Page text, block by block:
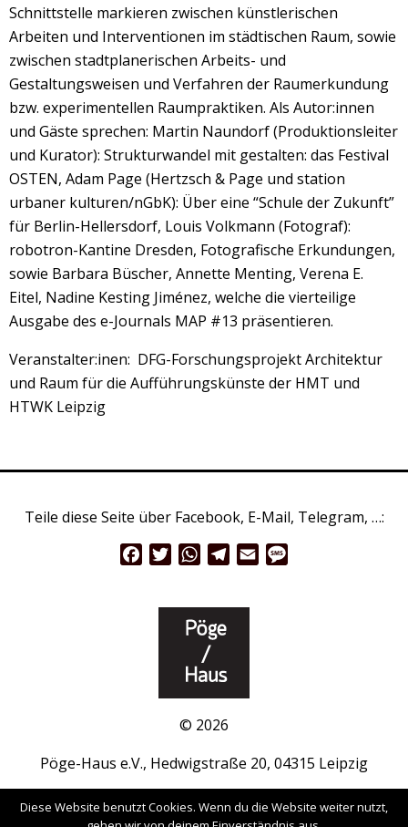
Schnittstelle markieren zwischen künstlerischen
Arbeiten und Interventionen im städtischen Raum, sowie
zwischen stadtplanerischen Arbeits- und
Gestaltungsweisen und Verfahren der Raumerkundung
bzw. experimentellen Raumpraktiken. Als Autor:innen
und Gäste sprechen: Martin Naundorf (Produktionsleiter
und Kurator): Strukturwandel mit gestalten: das Festival
OSTEN, Adam Page (Hertzsch & Page und station
urbaner kulturen/nGbK): Über eine “Schule der Zukunft”
für Berlin-Hellersdorf, Louis Volkmann (Fotograf):
robotron-Kantine Dresden, Fotografische Erkundungen,
sowie Barbara Büscher, Annette Menting, Verena E.
Eitel, Nadine Kesting Jiménez, welche die vierteilige
Ausgabe des e-Journals MAP #13 präsentieren.
Veranstalter:inen: DFG-Forschungsprojekt Architektur
und Raum für die Aufführungskünste der HMT und
HTWK Leipzig
Teile diese Seite über Facebook, E-Mail, Telegram, …:
FacebookTwitterWhatsApp
Telegram
Email
© 2026
Pöge-Haus e.V., Hedwigstraße 20, 04315 Leipzig
www.pöge-haus.de|Facebook|Instagram
Diese Website benutzt Cookies. Wenn du die Website weiter nutzt,